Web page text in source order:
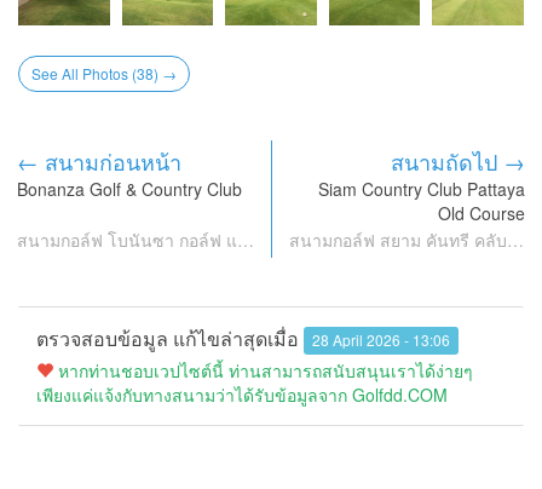
See All Photos (38) →
← สนามก่อนหน้า
Bonanza Golf & Country Club
สนามกอล์ฟ โบนันซา กอล์ฟ แอนด์ คันทรี คลับ
สนามถัดไป →
Siam Country Club Pattaya
Old Course
สนามกอล์ฟ สยาม คันทรี คลับ พัทยา โอลด์ คอร์ส
ตรวจสอบข้อมูล แก้ไขล่าสุดเมื่อ 28 April 2026 - 13:06
หากท่านชอบเวปไซต์นี้ ท่านสามารถสนับสนุนเราได้ง่ายๆ
เพียงแค่แจ้งกับทางสนามว่าได้รับข้อมูลจาก Golfdd.COM